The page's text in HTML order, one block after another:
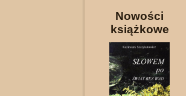
Nowości
książkowe